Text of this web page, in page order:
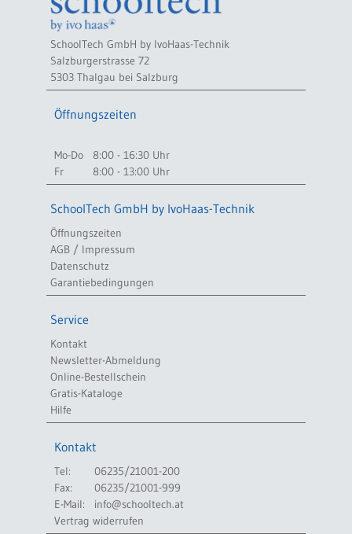
SchoolTech GmbH by IvoHaas-Technik
Salzburgerstrasse 72
5303 Thalgau bei Salzburg
Öffnungszeiten
Mo-Do
8:00 - 16:30 Uhr
Fr
8:00 - 13:00 Uhr
SchoolTech GmbH by IvoHaas-Technik
Öffnungszeiten
AGB / Impressum
Datenschutz
Garantiebedingungen
Service
Kontakt
Newsletter-Abmeldung
Online-Bestellschein
Gratis-Kataloge
Hilfe
Kontakt
Tel:
06235/21001-200
Fax:
06235/21001-999
E-Mail:
info@schooltech.at
Vertrag widerrufen